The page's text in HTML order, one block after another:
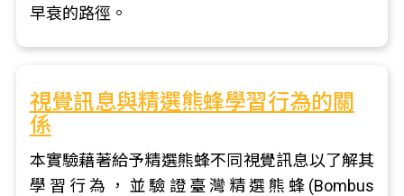
早衰的路徑。
視覺訊息與精選熊蜂學習行為的關
係
本實驗藉著給予精選熊蜂不同視覺訊息以了解其
學習行為，並驗證臺灣精選熊蜂(Bombus